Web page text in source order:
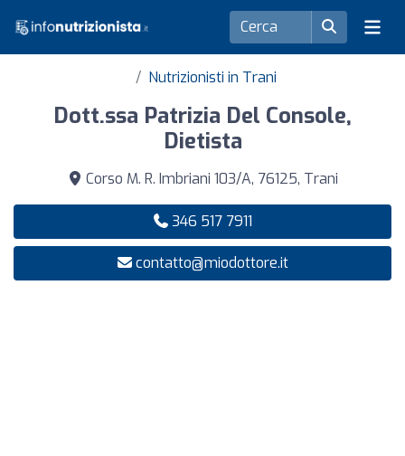
Nutrizionisti in Trani
Dott.ssa Patrizia Del Console,
Dietista
Corso M. R. Imbriani 103/A, 76125, Trani
346 517 7911
contatto@miodottore.it